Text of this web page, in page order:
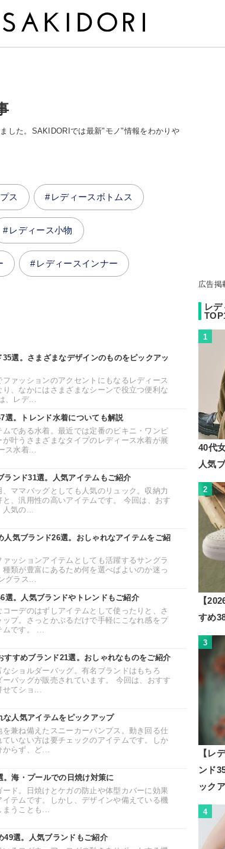
した。SAKIDORIでは最新"モノ"情報をわかりや
ス レディースボトムス
レディース小物
レディースインナー
選。さまざまなデザインのものをピックアッ
ァッションのアクセントにもなるレディース
、なかにはさまざまなシーンで役立つ便利な
、レデ...
選。トレンド水着についても解説
である水着。最近では定番のビキニ・ワンピ
叶うさまざまなタイプのレディース水着が展
ス水着...
ランド31選。人気アイテムもご紹介
ママバッグとしても人気のリュック。収納力
、汎用性の高いアイテムです。 今回は、おす
人気の...
人気ブランド26選。おしゃれなアイテムをご紹
ッションアイテムとしても活躍するサングラ
類が豊富にあるため何を選べばよいのか迷っ
グラス...
選。人気ブランドやトレンドもご紹介
ーデのはずしアイテムとして使ったりと、さ
プ。さっとかぶるだけで手軽にこなれ感をプ
ムです。 ...
すすめブランド21選。おしゃれなものをご紹介
ショルダーバッグ。有名ブランドはもちろ
バッグが販売されています。 今回は、おすす
せてショ...
な人気アイテムをピックアップ
兼ね備えたスニーカーパンプス。動き回る仕
いない方は要チェックのアイテムです。しか
からず、ど...
。海・プールでの日焼け対策に
ド。日焼けとケガの防止や体型カバーに効果
テムです。しかし、デザインや備えている機
まうことも...
49選。人気ブランドもご紹介
広告掲
レ
1
40代
人気
2
【
すめ
3
【レ
ンド
ック
4